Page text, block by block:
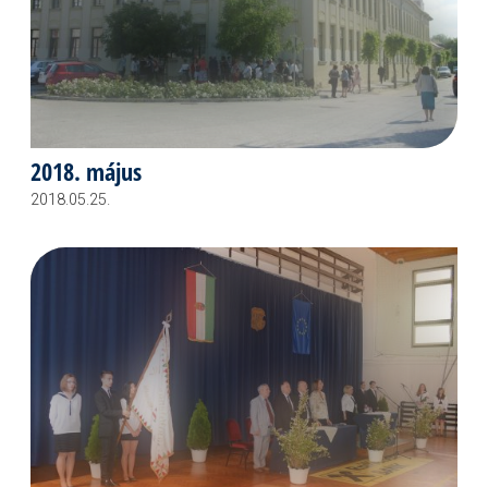
2018. május
2018.05.25.